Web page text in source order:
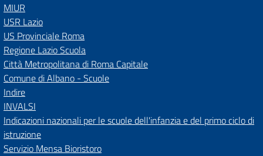
MIUR
USR Lazio
US Provinciale Roma
Regione Lazio Scuola
Città Metropolitana di Roma Capitale
Comune di Albano - Scuole
Indire
INVALSI
Indicazioni nazionali per le scuole dell'infanzia e del primo ciclo di
istruzione
Servizio Mensa Bioristoro